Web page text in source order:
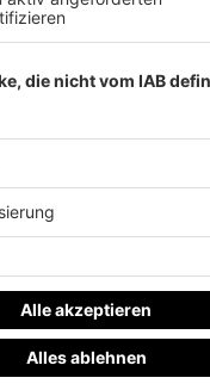
Baby von Barbara
REGIOCAST.